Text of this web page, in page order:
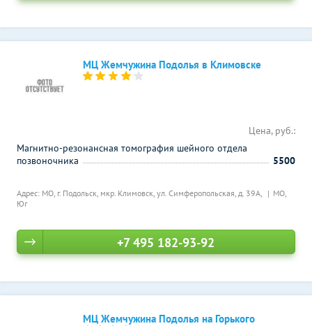
МЦ Жемчужина Подолья в Климовске
Адрес: МО, г. Подольск, мкр. Климовск, ул. Симферопольская, д. 39А,
МО,
Юг
Цена, руб.:
Магнитно-резонансная томография шейного отдела
позвоночника
5500
+7 495 182-93-92
МЦ Жемчужина Подолья на Горького